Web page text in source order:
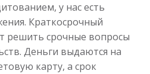
у нас есть
Краткосрочный
решить срочные вопросы
Деньги выдаются на
карту, а срок